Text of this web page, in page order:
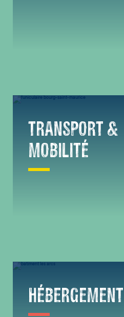
TRANSPORT &
MOBILITÉ
HÉBERGEMENT